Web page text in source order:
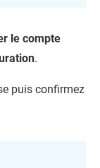
le compte
.
puis confirmez